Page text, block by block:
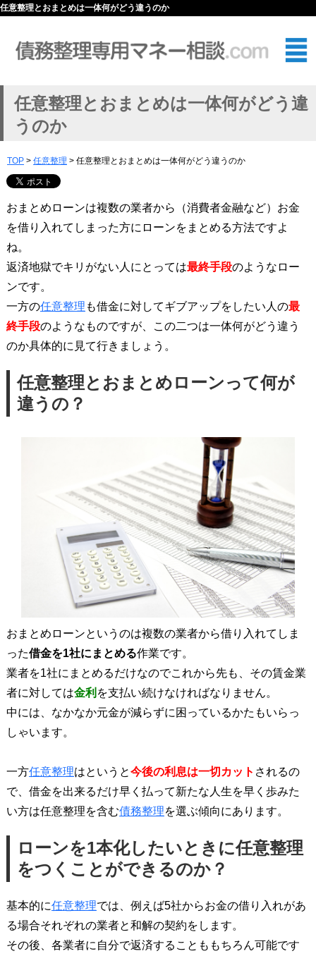
任意整理とおまとめは一体何がどう違うのか
任意整理とおまとめは一体何がどう違
うのか
TOP > 任意整理 > 任意整理とおまとめは一体何がどう違うのか
おまとめローンは複数の業者から（消費者金融など）お金
を借り入れてしまった方にローンをまとめる方法ですよ
ね。
返済地獄でキリがない人にとっては最終手段のようなロー
ンです。
一方の任意整理 も借金に対してギブアップをしたい人の最
終手段のようなものですが、この二つは一体何がどう違う
のか具体的に見て行きましょう。
任意整理とおまとめローンって何が
違うの？
おまとめローンというのは複数の業者から借り入れてしま
った借金を1社にまとめる作業です。
業者を1社にまとめるだけなのでこれから先も、その賃金業
者に対しては金利 を支払い続けなければなりません。
中には、なかなか元金が減らずに困っているかたもいらっ
しゃいます。
一方任意整理はというと今後の利息は一切カット されるの
で、借金を出来るだけ早く払って新たな人生を早く歩みた
い方は任意整理を含む債務整理を選ぶ傾向にあります。
ローンを1本化したいときに任意整理
をつくことができるのか？
基本的に任意整理では、例えば5社からお金の借り入れがあ
る場合それぞれの業者と和解の契約をします。
その後、各業者に自分で返済することももちろん可能です